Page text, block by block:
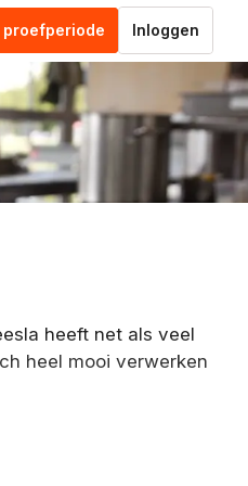
Inloggen
heeft net als veel
heel mooi verwerken